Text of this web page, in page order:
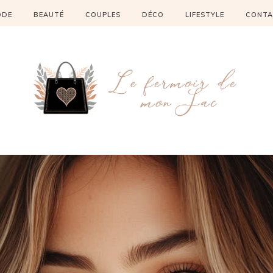
BEAUTÉ COUPLES DÉCO LIFESTYLE